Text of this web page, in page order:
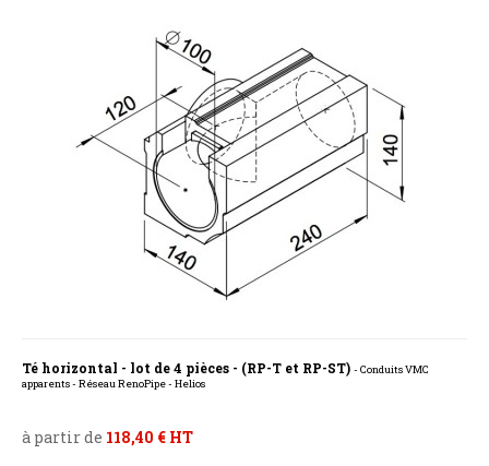
Té horizontal - lot de 4 pièces - (RP-T et RP-ST) - Conduits VMC
apparents - Réseau RenoPipe - Helios
à partir de 118,40 € HT